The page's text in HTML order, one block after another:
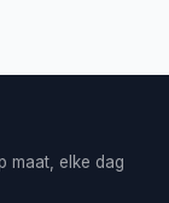
maat, elke dag